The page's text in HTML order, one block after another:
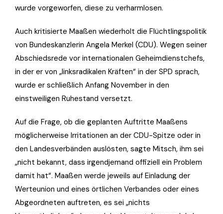
wurde vorgeworfen, diese zu verharmlosen.
Auch kritisierte Maaßen wiederholt die Flüchtlingspolitik
von Bundeskanzlerin Angela Merkel (CDU). Wegen seiner
Abschiedsrede vor internationalen Geheimdienstchefs,
in der er von „linksradikalen Kräften“ in der SPD sprach,
wurde er schließlich Anfang November in den
einstweiligen Ruhestand versetzt.
Auf die Frage, ob die geplanten Auftritte Maaßens
möglicherweise Irritationen an der CDU-Spitze oder in
den Landesverbänden auslösten, sagte Mitsch, ihm sei
„nicht bekannt, dass irgendjemand offiziell ein Problem
damit hat“. Maaßen werde jeweils auf Einladung der
Werteunion und eines örtlichen Verbandes oder eines
Abgeordneten auftreten, es sei „nichts